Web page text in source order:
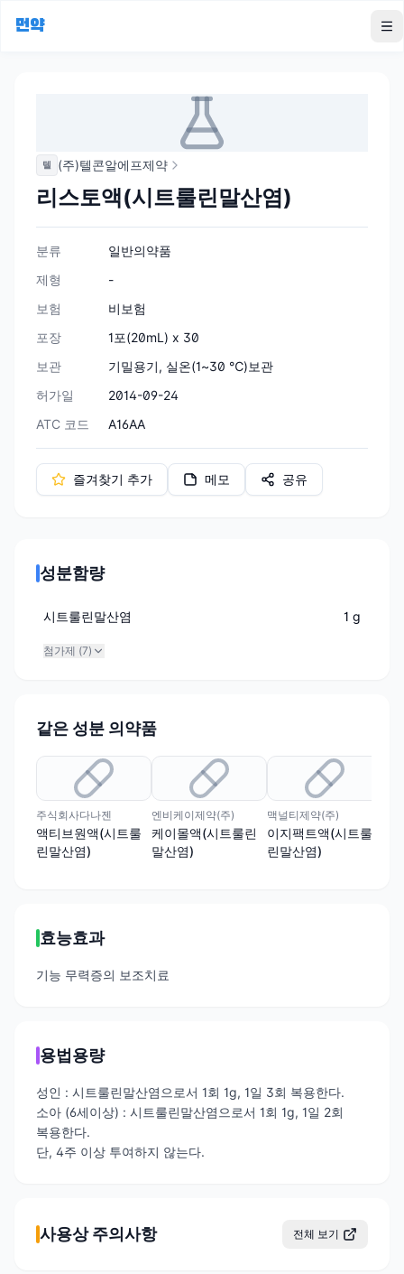
먼약
텔 (주)텔콘알에프제약
리스토액(시트룰린말산염)
분류
일반의약품
제형
-
보험
비보험
포장
1포(20mL) x 30
보관
기밀용기, 실온(1~30 ℃)보관
허가일
2014-09-24
ATC 코드
A16AA
즐겨찾기 추가 메모 공유
성분함량
시트룰린말산염 1 g
첨가제 (7)
같은 성분 의약품
주식회사다나젠
액티브원액(시트룰
린말산염)
엔비케이제약(주)
케이몰액(시트룰린
말산염)
맥널티제약(주)
이지팩트액(시트룰
린말산염)
효능효과
기능 무력증의 보조치료
용법용량
성인 : 시트룰린말산염으로서 1회 1g, 1일 3회 복용한다.
소아 (6세이상) : 시트룰린말산염으로서 1회 1g, 1일 2회
복용한다.
단, 4주 이상 투여하지 않는다.
사용상 주의사항 전체 보기